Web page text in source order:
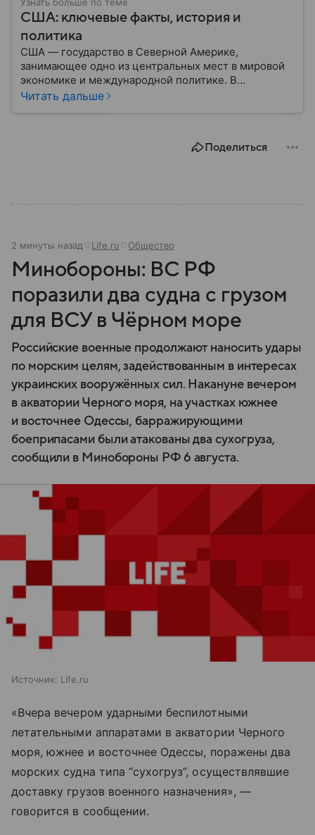
США: ключевые факты, история и
политика
США — государство в Северной Америке,
занимающее одно из центральных мест в мировой
экономике и международной политике. В
материале — основные сведения об этой стране.
Читать дальше
Поделиться
2 минуты назад Life.ru Общество
Минобороны: ВС РФ
поразили два судна с грузом
для ВСУ в Чёрном море
Российские военные продолжают наносить удары
по морским целям, задействованным в интересах
украинских вооружённых сил. Накануне вечером
в акватории Черного моря, на участках южнее
и восточнее Одессы, барражирующими
боеприпасами были атакованы два сухогруза,
сообщили в Минобороны РФ 6 августа.
Источник: Life.ru
«Вчера вечером ударными беспилотными
летательными аппаратами в акватории Черного
моря, южнее и восточнее Одессы, поражены два
морских судна типа “сухогруз”, осуществлявшие
доставку грузов военного назначения», —
говорится в сообщении.